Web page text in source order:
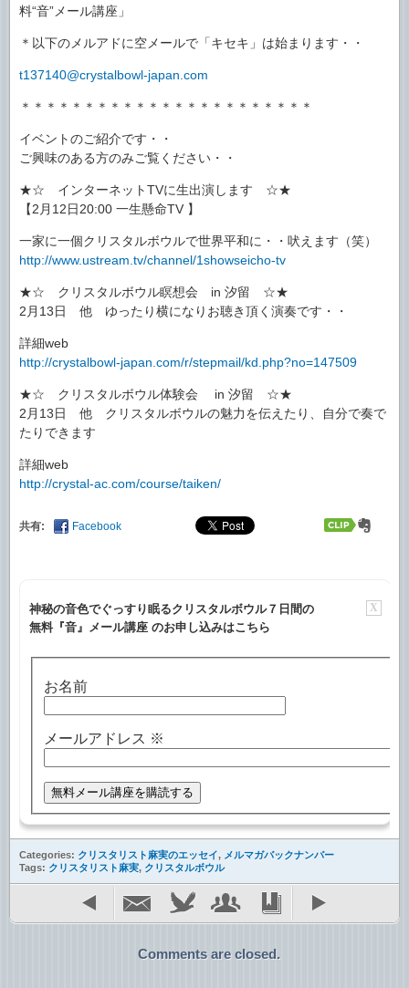
料“音”メール講座」
＊以下のメルアドに空メールで「キセキ」は始まります・・
t137140@crystalbowl-japan.com
＊＊＊＊＊＊＊＊＊＊＊＊＊＊＊＊＊＊＊＊＊＊＊
イベントのご紹介です・・
ご興味のある方のみご覧ください・・
★☆ インターネットTVに生出演します ☆★
【2月12日20:00 一生懸命TV 】
一家に一個クリスタルボウルで世界平和に・・吠えます（笑）
http://www.ustream.tv/channel/1showseicho-tv
★☆ クリスタルボウル瞑想会 in 汐留 ☆★
2月13日 他 ゆったり横になりお聴き頂く演奏です・・
詳細web
http://crystalbowl-japan.com/r/stepmail/kd.php?no=147509
★☆ クリスタルボウル体験会 in 汐留 ☆★
2月13日 他 クリスタルボウルの魅力を伝えたり、自分で奏で
たりできます
詳細web
http://crystal-ac.com/course/taiken/
共有: Facebook
X
神秘の音色でぐっすり眠るクリスタルボウル７日間の
無料『音』メール講座 のお申し込みはこちら
お名前
メールアドレス ※
Categories: クリスタリスト麻実のエッセイ, メルマガバックナンバー
Tags: クリスタリスト麻実, クリスタルボウル
Comments are closed.